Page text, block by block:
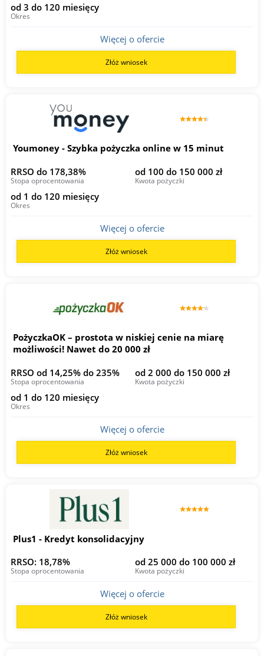
od 3 do 120 miesięcy
Okres
Więcej o ofercie
Złóż wniosek
Youmoney - Szybka pożyczka online w 15 minut
RRSO do 178,38%
Stopa oprocentowania
od 100 do 150 000 zł
Kwota pożyczki
od 1 do 120 miesięcy
Okres
Więcej o ofercie
Złóż wniosek
PożyczkaOK – prostota w niskiej cenie na miarę
możliwości! Nawet do 20 000 zł
RRSO od 14,25% do 235%
Stopa oprocentowania
od 2 000 do 150 000 zł
Kwota pożyczki
od 1 do 120 miesięcy
Okres
Więcej o ofercie
Złóż wniosek
Plus1 - Kredyt konsolidacyjny
RRSO: 18,78%
Stopa oprocentowania
od 25 000 do 100 000 zł
Kwota pożyczki
Więcej o ofercie
Złóż wniosek